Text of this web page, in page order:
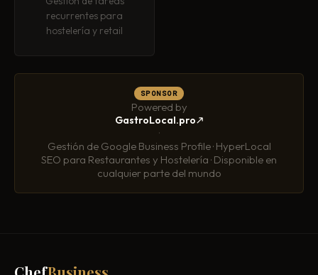
recurrentes para
hostelería y retail
SPONSOR
Powered by
GastroLocal.pro
·
Gestión de Google Business Profile · HyperLocal
SEO para Restaurantes y Hostelería · Disponible en
cualquier parte del mundo